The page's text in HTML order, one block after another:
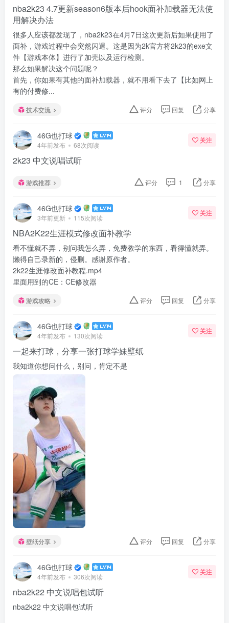
nba2k23 4.7更新season6版本后hook面补加载器无法使
用解决办法
很多人应该都发现了，nba2k23在4月7日这次更新后如果使用了
面补，游戏过程中会突然闪退。这是因为2k官方将2k23的exe文
件【游戏本体】进行了加壳以及运行检测。
那么如果解决这个问题呢？
首先，你如果有其他的面补加载器，就不用看下去了【比如网上
有的付费修...
技术交流 评分 回复 分享
46G也打球
4年前发布 68次阅读
关注
2k23 中文说唱试听
游戏推荐 评分 1 分享
46G也打球
3年前更新 115次阅读
关注
NBA2K22生涯模式修改面补教学
看不懂就不弄，别问我怎么弄，免费教学的东西，看得懂就弄。
懒得自己录新的，侵删。感谢原作者。
2k22生涯修改面补教程.mp4
里面用到的CE：CE修改器
游戏攻略 评分 回复 分享
46G也打球
4年前发布 130次阅读
关注
一起来打球，分享一张打球学妹壁纸
我知道你想问什么，别问，肯定不是
壁纸分享 评分 回复 分享
46G也打球
4年前发布 306次阅读
关注
nba2k22 中文说唱包试听
nba2k22 中文说唱包试听